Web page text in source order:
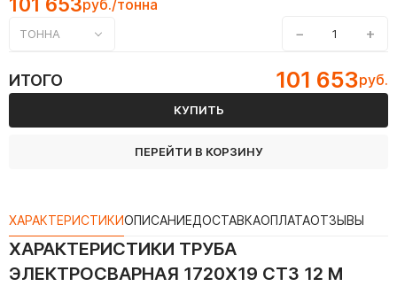
101 653руб./тонна
ТОННА − +
ИТОГО 101 653руб.
КУПИТЬ
ПЕРЕЙТИ В КОРЗИНУ
ХАРАКТЕРИСТИКИОПИСАНИЕДОСТАВКАОПЛАТАОТЗЫВЫ
ХАРАКТЕРИСТИКИ ТРУБА
ЭЛЕКТРОСВАРНАЯ 1720Х19 СТ3 12 М